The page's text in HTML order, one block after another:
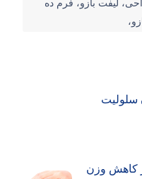
لیفت بازو، فرم ده
کاهش وزن